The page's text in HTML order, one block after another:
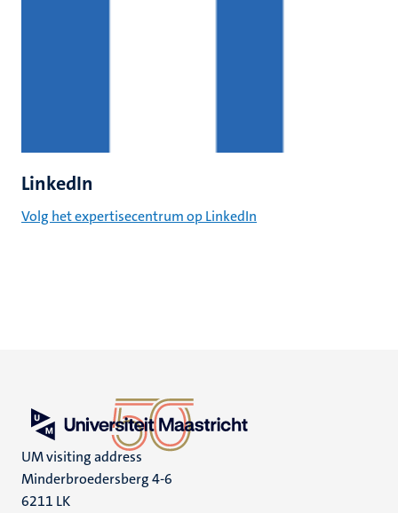
LinkedIn
Volg het expertisecentrum op LinkedIn
UM visiting address
Minderbroedersberg 4-6
6211 LK